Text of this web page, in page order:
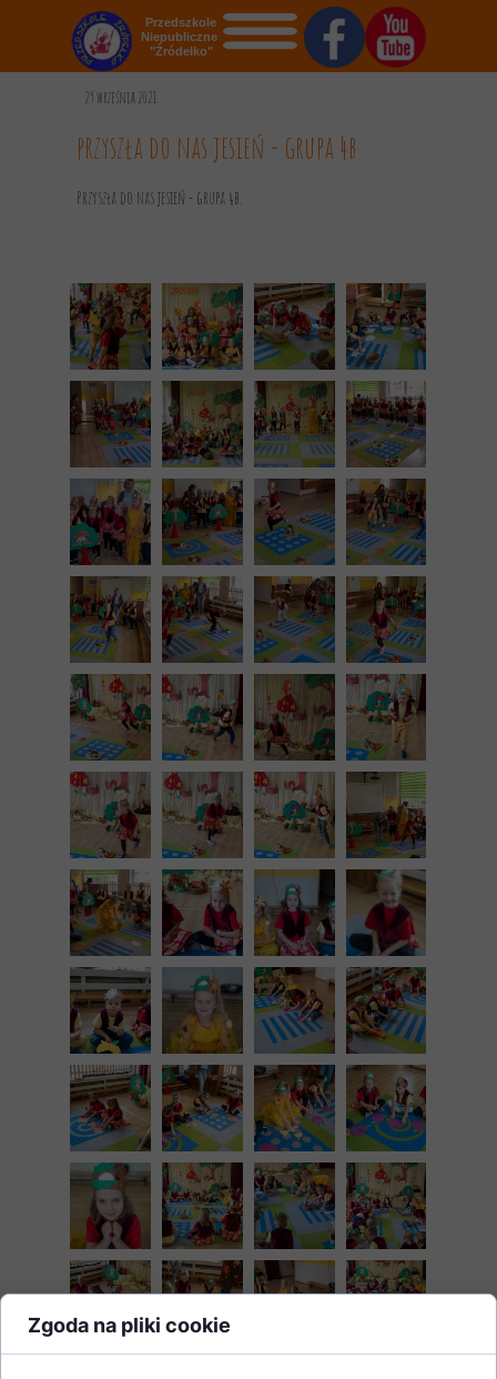
STRONA GŁÓWNA
REKRUTACJA
GALERIA
KONTAKT
DOKUMENTY
Przedszkole
Niepubliczne
"Źródełko"
29 września 2021
przyszła do nas jesień - grupa 4b
Przyszła do nas jesień - grupa 4b.
Zgoda na pliki cookie